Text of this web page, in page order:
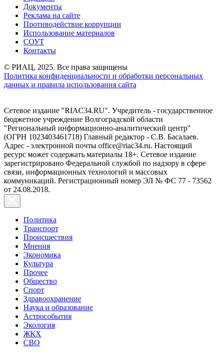
Документы
Реклама на сайте
Противодействие коррупции
Использование материалов
СОУТ
Контакты
© РИАЦ, 2025. Все права защищены
Политика конфиденциальности и обработки персональных
данных и правила использования сайта
Сетевое издание "RIAC34.RU". Учредитель - государственное
бюджетное учреждение Волгоградской области
"Региональный информационно-аналитический центр"
(ОГРН 1023403461718) Главный редактор - С.В. Басалаев.
Адрес - электронной почты office@riac34.ru. Настоящий
ресурс может содержать материалы 18+. Сетевое издание
зарегистрировано Федеральной службой по надзору в сфере
связи, информационных технологий и массовых
коммуникаций. Регистрационный номер ЭЛ № ФС 77 - 73562
от 24.08.2018.
Политика
Транспорт
Происшествия
Мнения
Экономика
Культура
Прочее
Общество
Спорт
Здравоохранение
Наука и образование
Астрособытия
Экология
ЖКХ
СВО